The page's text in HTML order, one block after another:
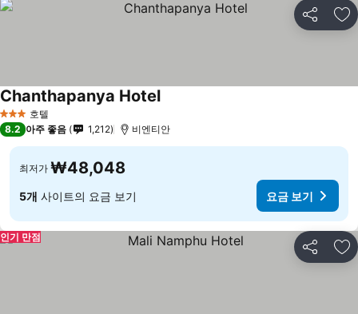
공유 즐
3 성급 호텔
Chanthapanya Hotel요금 보기
8.2 아주 좋음 1,212 비엔티안
최저가 ₩48,048
5개 사이트의 요금 보기 요금 보기
공유 즐
인기 만점